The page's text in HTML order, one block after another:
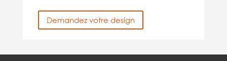
Demandez votre design